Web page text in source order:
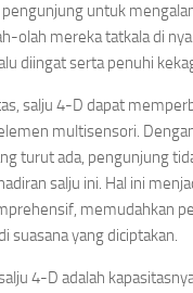
untuk
olah mereka tatkala di
diingat serta penuhi
salju 4-D dapat
multisensori.
turut ada, pengunjung
salju ini. Hal ini
memudahkan
suasana yang diciptakan.
4-D adalah